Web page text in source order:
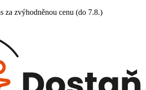
za zvýhodněnou cenu (do 7.8.)